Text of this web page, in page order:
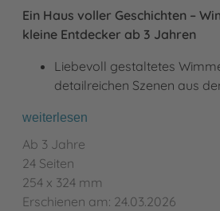
Ein Haus voller Geschichten –
kleine Entdecker ab 3 Jahren
Liebevoll gestaltetes
detailreichen Szenen aus
weiterlesen
Ab 3 Jahre
24 Seiten
254 x 324 mm
Erschienen am: 24.03.2026